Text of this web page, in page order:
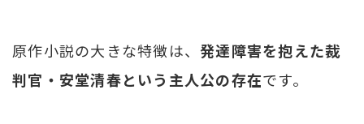
原作小説の大きな特徴は、発達障害を抱えた裁
判官・安堂清春という主人公の存在です。